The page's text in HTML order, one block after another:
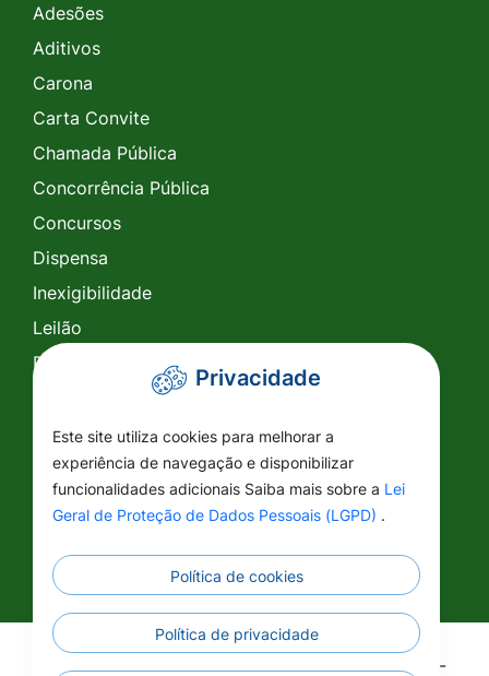
Adesões
Aditivos
Carona
Carta Convite
Chamada Pública
Concorrência Pública
Concursos
Dispensa
Inexigibilidade
Leilão
Pregão Eletrônico
Pregão Presencial
Tomada de Preço
SIC
Conselhos
©2026 - Prefeitura Municipal de Vila Rica - MT -
Privacidade
Este site utiliza cookies para melhorar a
experiência de navegação e disponibilizar
funcionalidades adicionais Saiba mais sobre a Lei
Geral de Proteção de Dados Pessoais (LGPD) .
Política de cookies
Política de privacidade